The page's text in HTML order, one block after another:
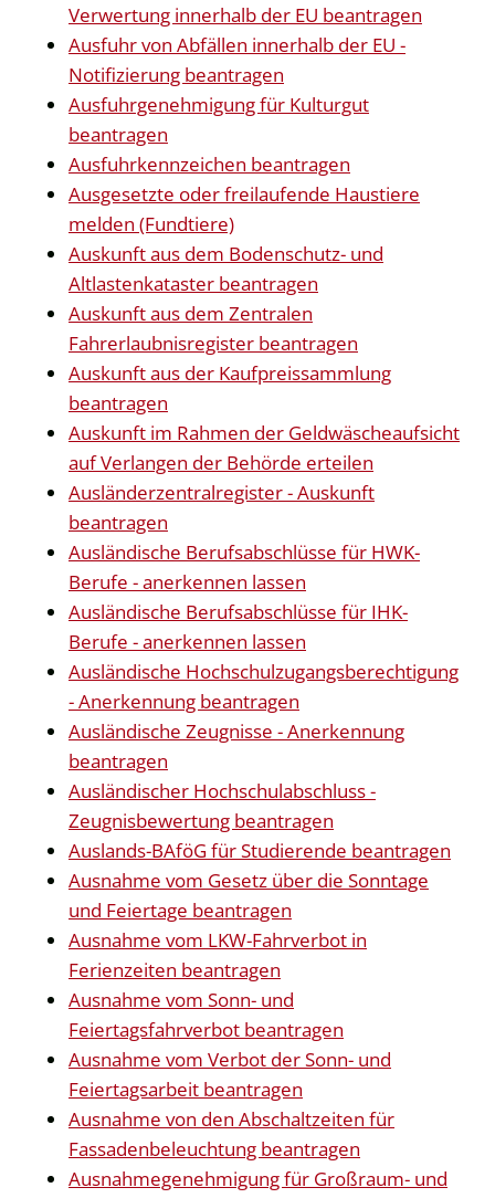
Verwertung innerhalb der EU beantragen
Ausfuhr von Abfällen innerhalb der EU -
Notifizierung beantragen
Ausfuhrgenehmigung für Kulturgut
beantragen
Ausfuhrkennzeichen beantragen
Ausgesetzte oder freilaufende Haustiere
melden (Fundtiere)
Auskunft aus dem Bodenschutz- und
Altlastenkataster beantragen
Auskunft aus dem Zentralen
Fahrerlaubnisregister beantragen
Auskunft aus der Kaufpreissammlung
beantragen
Auskunft im Rahmen der Geldwäscheaufsicht
auf Verlangen der Behörde erteilen
Ausländerzentralregister - Auskunft
beantragen
Ausländische Berufsabschlüsse für HWK-
Berufe - anerkennen lassen
Ausländische Berufsabschlüsse für IHK-
Berufe - anerkennen lassen
Ausländische Hochschulzugangsberechtigung
- Anerkennung beantragen
Ausländische Zeugnisse - Anerkennung
beantragen
Ausländischer Hochschulabschluss -
Zeugnisbewertung beantragen
Auslands-BAföG für Studierende beantragen
Ausnahme vom Gesetz über die Sonntage
und Feiertage beantragen
Ausnahme vom LKW-Fahrverbot in
Ferienzeiten beantragen
Ausnahme vom Sonn- und
Feiertagsfahrverbot beantragen
Ausnahme vom Verbot der Sonn- und
Feiertagsarbeit beantragen
Ausnahme von den Abschaltzeiten für
Fassadenbeleuchtung beantragen
Ausnahmegenehmigung für Großraum- und